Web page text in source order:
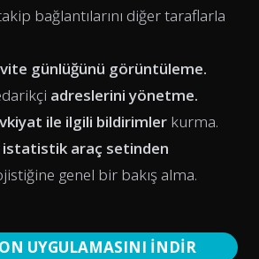
takip bağlantılarını diğer taraflarla
günlüğünü görüntüleme.
adreslerini yönetme.
ile ilgili bildirimler kurma.
istatistik araç setinden
genel bir bakış alma.
UYGULAMASINI İNDİR